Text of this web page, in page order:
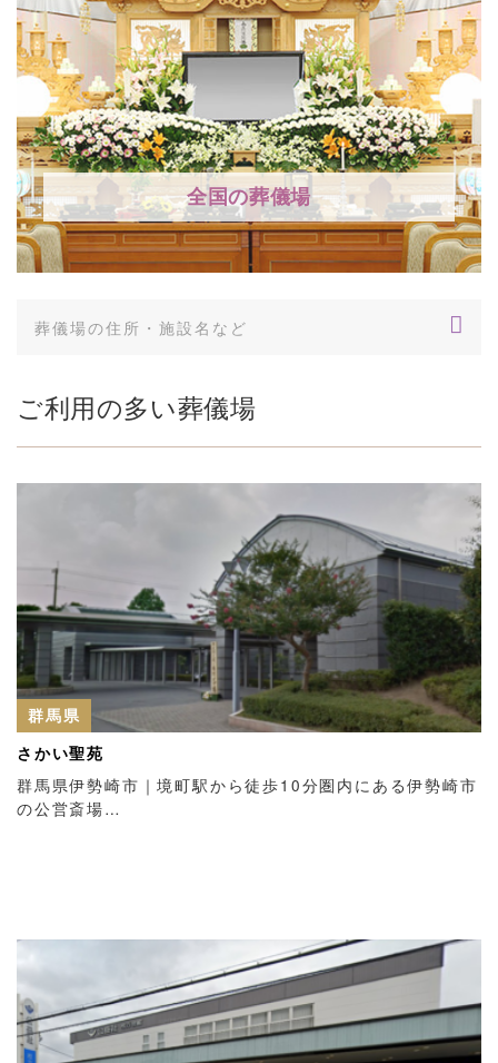
全国の葬儀場
ご利用の多い葬儀場
群馬県
さかい聖苑
群馬県伊勢崎市｜境町駅から徒歩10分圏内にある伊勢崎市
の公営斎場…